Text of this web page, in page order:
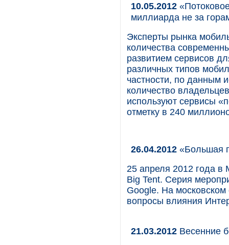
10.05.2012
миллиарда не за
Эксперты рынка
количества
развитием сервисов
различных типов
частности, по данным
количество
используют сервисы
отметку в 240
26.04.2012 «Большая
25 апреля 2012 года в
Big Tent. Серия
Google. На
вопросы влияния
21.03.2012 Весенние